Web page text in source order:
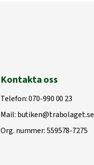
Kontakta oss
Telefon:070-990 00 23
Mail: butiken@trabolaget.se
Org. nummer: 559578-7275